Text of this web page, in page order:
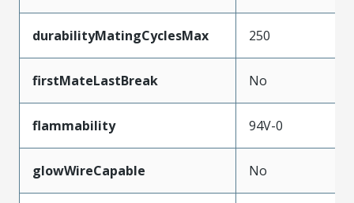
durabilityMatingCyclesMax 250
firstMateLastBreak No
flammability 94V-0
glowWireCapable No